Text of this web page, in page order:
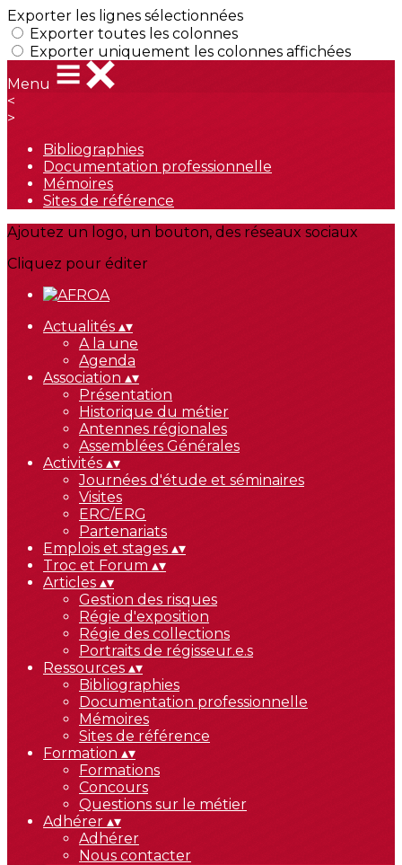
Exporter les lignes sélectionnées
Exporter toutes les colonnes
Exporter uniquement les colonnes affichées
Menu
<
>
Bibliographies
Documentation professionnelle
Mémoires
Sites de référence
Ajoutez un logo, un bouton, des réseaux sociaux
Cliquez pour éditer
Actualités ▴▾
A la une
Agenda
Association ▴▾
Présentation
Historique du métier
Antennes régionales
Assemblées Générales
Activités ▴▾
Journées d'étude et séminaires
Visites
ERC/ERG
Partenariats
Emplois et stages ▴▾
Troc et Forum ▴▾
Articles ▴▾
Gestion des risques
Régie d'exposition
Régie des collections
Portraits de régisseur.e.s
Ressources ▴▾
Bibliographies
Documentation professionnelle
Mémoires
Sites de référence
Formation ▴▾
Formations
Concours
Questions sur le métier
Adhérer ▴▾
Adhérer
Nous contacter